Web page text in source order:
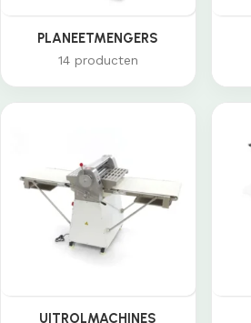
PLANEETMENGERS
14 producten
UITROLMACHINES